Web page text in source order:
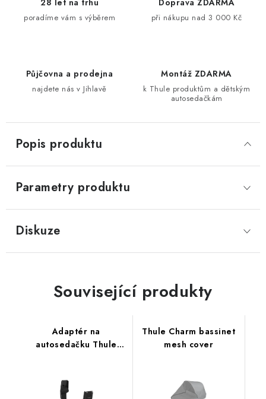
28 let na trhu
poradíme vám s výběrem
Doprava ZDARMA
při nákupu nad 3 000 Kč
Půjčovna a prodejna
najdete nás v Jihlavě
Montáž ZDARMA
k Thule produktům a dětským
autosedačkám
Popis produktu
Parametry produktu
Diskuze
Související produkty
Adaptér na
autosedačku Thule
Thule Charm bassinet
mesh cover